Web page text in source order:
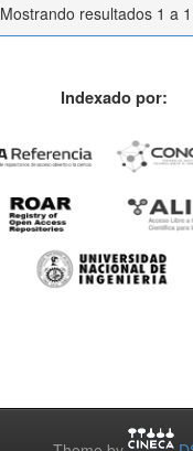
Mostrando resultados 1 a
Indexado por: